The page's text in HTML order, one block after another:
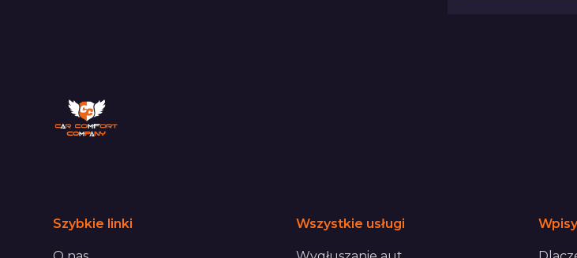
Szybkie linki Wszystkie usługi